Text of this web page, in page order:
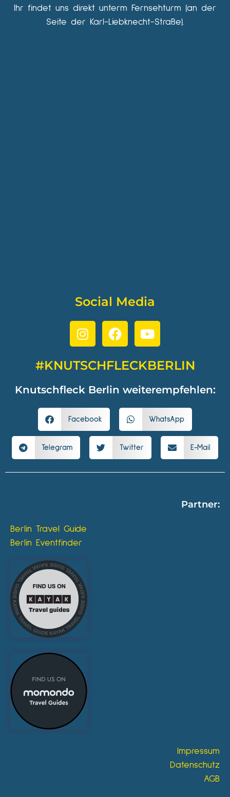
Ihr findet uns direkt unterm Fernsehturm (an der
Seite der Karl-Liebknecht-Straße).
Social Media
#KNUTSCHFLECKBERLIN
Knutschfleck Berlin weiterempfehlen:
Facebook WhatsApp
Telegram Twitter E-Mail
Partner:
Berlin Travel Guide
Berlin Eventfinder
Impressum
Datenschutz
AGB